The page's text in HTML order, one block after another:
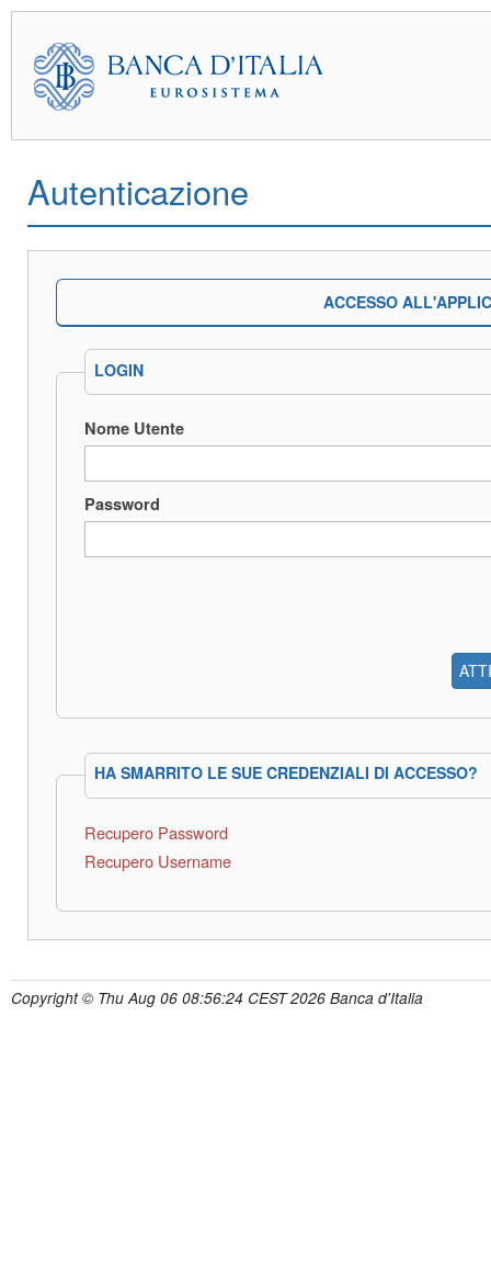
Autenticazione
ACCESSO
LOGIN
Nome Utente
Password
HA SMARRITO LE SUE CREDENZIALI DI ACCESSO?
Recupero Password
Recupero Username
Copyright © Thu Aug 06 08:56:24 CEST 2026 Banca d'Italia